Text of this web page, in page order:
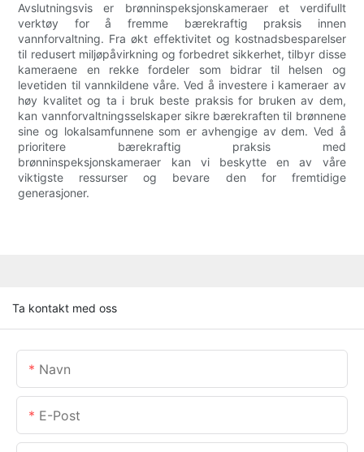
Avslutningsvis er brønninspeksjonskameraer et verdifullt
verktøy for å fremme bærekraftig praksis innen
vannforvaltning. Fra økt effektivitet og kostnadsbesparelser
til redusert miljøpåvirkning og forbedret sikkerhet, tilbyr disse
kameraene en rekke fordeler som bidrar til helsen og
levetiden til vannkildene våre. Ved å investere i kameraer av
høy kvalitet og ta i bruk beste praksis for bruken av dem,
kan vannforvaltningsselskaper sikre bærekraften til brønnene
sine og lokalsamfunnene som er avhengige av dem. Ved å
prioritere bærekraftig praksis med
brønninspeksjonskameraer kan vi beskytte en av våre
viktigste ressurser og bevare den for fremtidige
generasjoner.
Ta kontakt med oss
Navn
E-Post